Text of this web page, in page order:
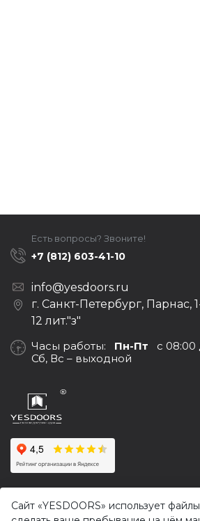
© 2017-2026,Yesdoors — оптовая
фурнитуры
Есть вопросы? Звоните!
+7 (812) 603-41-10
info@yesdoors.ru
г. Санкт-Петербург, Парнас,
12 лит."з"
Часы работы: Пн-Пт с 08:00
Сб, Вс – выходной
Сайт «YESDOORS» использует файлы